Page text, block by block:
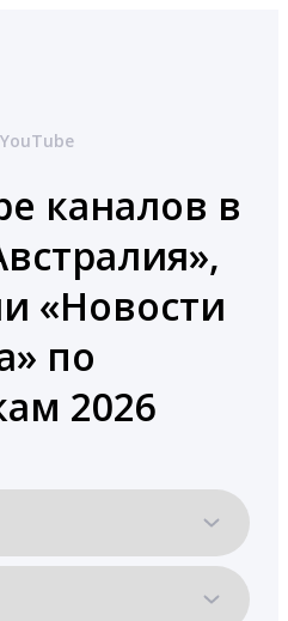
YouTube
каналов в
«Новости
по
2026